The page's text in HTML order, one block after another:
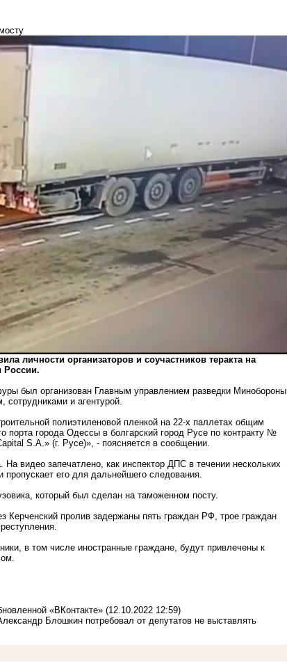
личности организаторов и соучастников теракта на
России.
был организован Главным управлением разведки Минобороны
и агентурой.
полиэтиленовой пленкой на 22-х паллетах общим
порта города Одессы в болгарский город Русе по контракту №
S.A.» (г. Русе)», - поясняется в сообщении.
видео запечатлено, как инспектор ДПС в течении нескольких
пропускает его для дальнейшего следования.
который был сделан на таможенном посту.
Керченский пролив задержаны пять граждан РФ, трое граждан
в том числе иностранные граждане, будут привлечены к
«ВКонтакте» (12.10.2022 12:59)
Блошкин потребовал от депутатов не выставлять